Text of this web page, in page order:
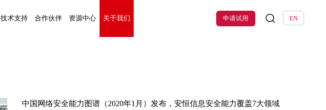
技术支持 合作伙伴 资源中心 关于我们 EN
申请试用
中国网络安全能力图谱（2020年1月）发布，安恒信息安全能力覆盖7大领域